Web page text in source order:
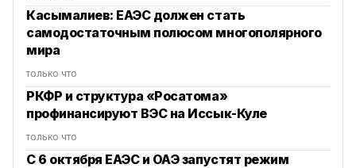
Касымалиев: ЕАЭС должен стать
самодостаточным полюсом многополярного
мира
только что
РКФР и структура «Росатома»
профинансируют ВЭС на Иссык-Куле
только что
С 6 октября ЕАЭС и ОАЭ запустят режим